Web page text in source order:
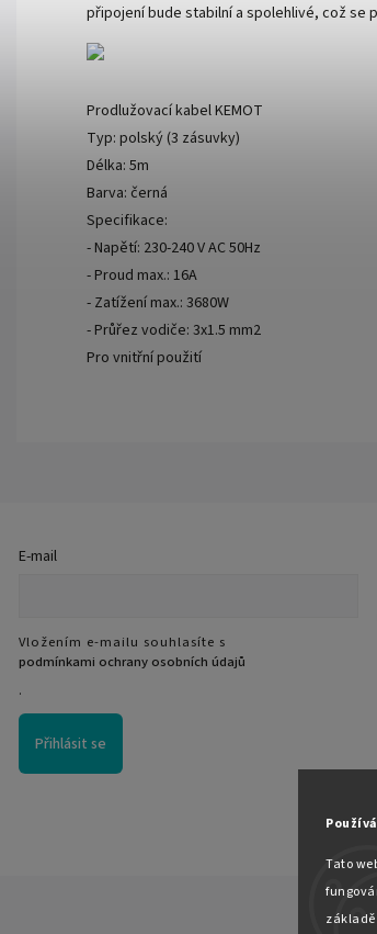
Tato
připojení bude stabilní a spolehlivé, což se
Prodlužovací kabel KEMOT
Typ: polský (3 zásuvky)
Délka: 5m
Barva: černá
Specifikace:
- Napětí: 230-240 V AC 50Hz
- Proud max.: 16A
- Zatížení max.: 3680W
- Průřez vodiče: 3x1.5 mm2
Pro vnitřní použití
E-mail
Vložením e-mailu souhlasíte s
podmínkami ochrany osobních údajů
.
Přihlásit se